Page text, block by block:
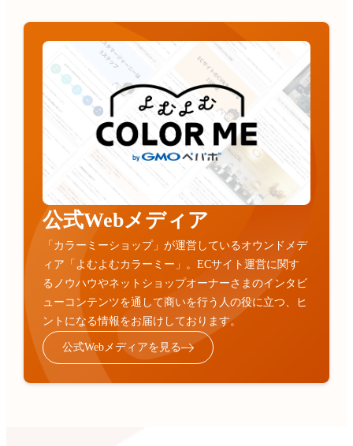
公式Webメディア
「カラーミーショップ」が運営しているオウンドメデ
ィア「よむよむカラーミー」。ECサイト運営に関す
るノウハウやネットショップオーナーさまのインタビ
ューコンテンツを通して商いを行う人の役に立つ、ヒ
ントになる情報をお届けしております。
公式Webメディアを見る